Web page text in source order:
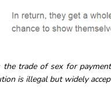
trade of sex for
is illegal but widely